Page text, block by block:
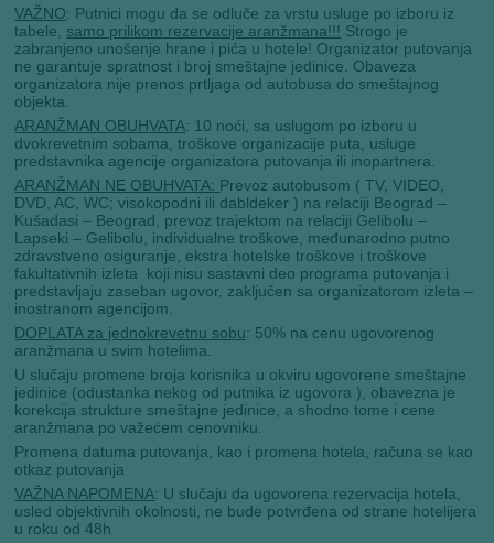
VAŽNO: Putnici mogu da se odluče za vrstu usluge po izboru iz
tabele, samo prilikom rezervacije aranžmana!!! Strogo je
zabranjeno unošenje hrane i pića u hotele! Organizator putovanja
ne garantuje spratnost i broj smeštajne jedinice. Obaveza
organizatora nije prenos prtljaga od autobusa do smeštajnog
objekta.
ARANŽMAN OBUHVATA: 10 noći, sa uslugom po izboru u
dvokrevetnim sobama, troškove organizacije puta, usluge
predstavnika agencije organizatora putovanja ili inopartnera.
ARANŽMAN NE OBUHVATA: Prevoz autobusom ( TV, VIDEO,
DVD, AC, WC; visokopodni ili dabldeker ) na relaciji Beograd –
Kušadasi – Beograd, prevoz trajektom na relaciji Gelibolu –
Lapseki – Gelibolu, individualne troškove, međunarodno putno
zdravstveno osiguranje, ekstra hotelske troškove i troškove
fakultativnih izleta koji nisu sastavni deo programa putovanja i
predstavljaju zaseban ugovor, zaključen sa organizatorom izleta –
inostranom agencijom.
DOPLATA za jednokrevetnu sobu: 50% na cenu ugovorenog
aranžmana u svim hotelima.
U slučaju promene broja korisnika u okviru ugovorene smeštajne
jedinice (odustanka nekog od putnika iz ugovora ), obavezna je
korekcija strukture smeštajne jedinice, a shodno tome i cene
aranžmana po važećem cenovniku.
Promena datuma putovanja, kao i promena hotela, računa se kao
otkaz putovanja
VAŽNA NAPOMENA: U slučaju da ugovorena rezervacija hotela,
usled objektivnih okolnosti, ne bude potvrđena od strane hotelijera
u roku od 48h